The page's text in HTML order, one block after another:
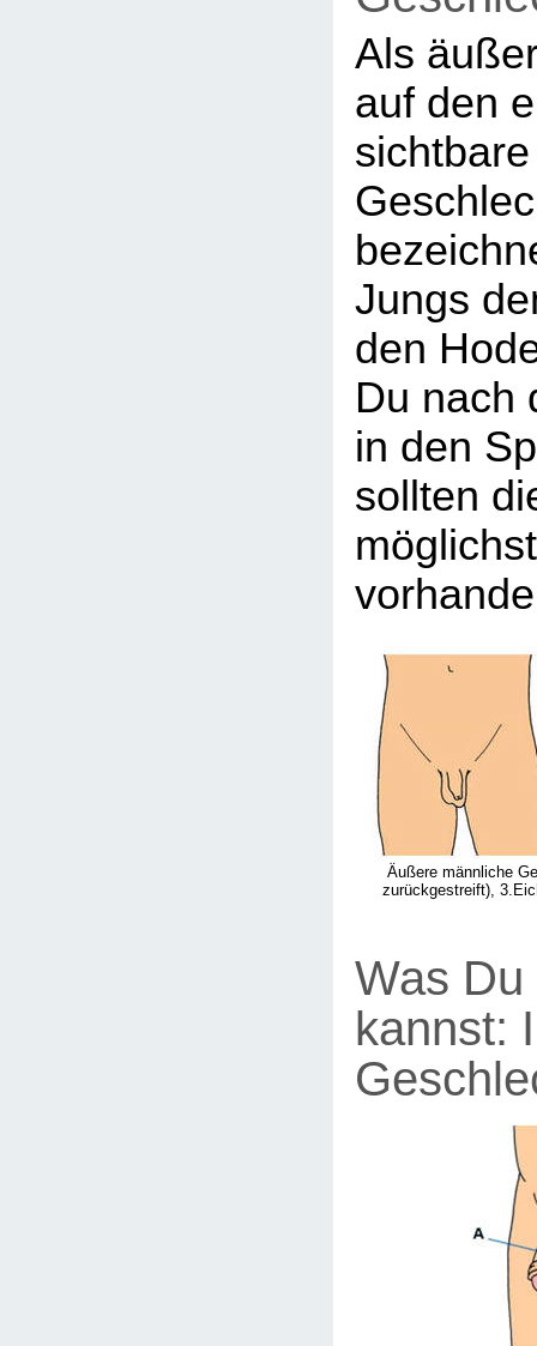
Als
auf den
sichtbare
Jungs
den
Du nach
in den
sollten
Äußere männliche
zurückgestreift),
Was
kannst: